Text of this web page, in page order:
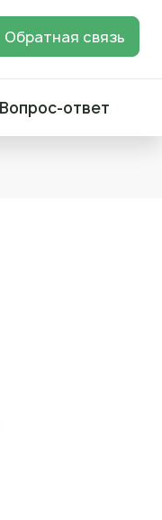
Обратная связь
Вопрос-ответ